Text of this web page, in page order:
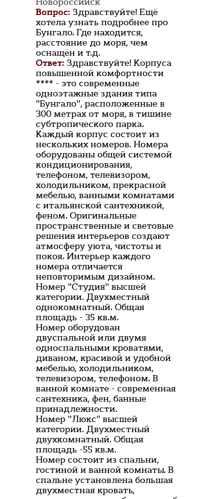
Вопрос: Здравствуйте! Ещё
хотела узнать подробнее про
Бунгало. Где находится,
расстояние до моря, чем
оснащён и т.д.
Ответ: Здравствуйте! Корпуса
повышенной комфортности
**** - это современные
одноэтажные здания типа
"Бунгало", расположенные в
300 метрах от моря, в тишине
субтропического парка.
Каждый корпус состоит из
нескольких номеров. Номера
оборудованы общей системой
кондиционирования,
телефоном, телевизором,
холодильником, прекрасной
мебелью, ванными комнатами
с итальянской сантехникой,
феном. Оригинальные
пространственные и световые
решения интерьеров создают
атмосферу уюта, чистоты и
покоя. Интерьер каждого
номера отличается
неповторимым дизайном.
Номер "Студия" высшей
категории. Двухместный
однокомнатный. Общая
площадь - 35 кв.м.
Номер оборудован
двуспальной или двумя
односпальными кроватями,
диваном, красивой и удобной
мебелью, холодильником,
телевизором, телефоном. В
ванной комнате - современная
сантехника, фен, банные
принадлежности.
Номер "Люкс" высшей
категории. Двухместный
двухкомнатный. Общая
площадь -55 кв.м.
Номер состоит из спальни,
гостиной и ванной комнаты. В
спальне установлена большая
двухместная кровать,